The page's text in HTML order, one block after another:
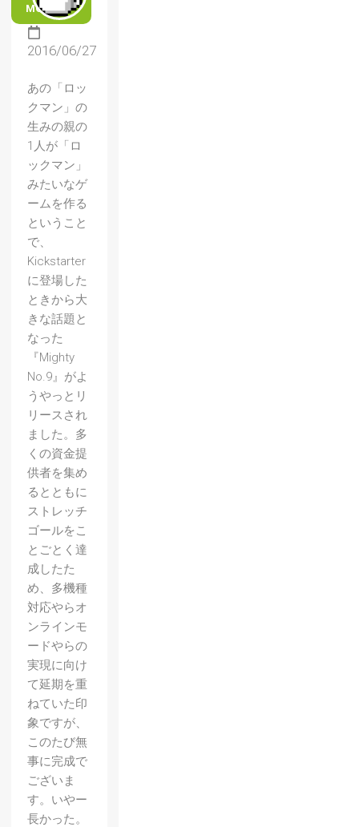
MORE
2016/06/27
あの「ロッ
クマン」の
生みの親の
1人が「ロ
ックマン」
みたいなゲ
ームを作る
ということ
で、
Kickstarter
に登場した
ときから大
きな話題と
なった
『Mighty
No.9』がよ
うやっとリ
リースされ
ました。多
くの資金提
供者を集め
るとともに
ストレッチ
ゴールをこ
とごとく達
成したた
め、多機種
対応やらオ
ンラインモ
ードやらの
実現に向け
て延期を重
ねていた印
象ですが、
このたび無
事に完成で
ございま
す。いやー
長かった。